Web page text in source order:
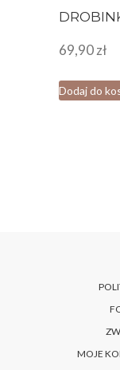
69,90zł
Dodaj do
MOJE